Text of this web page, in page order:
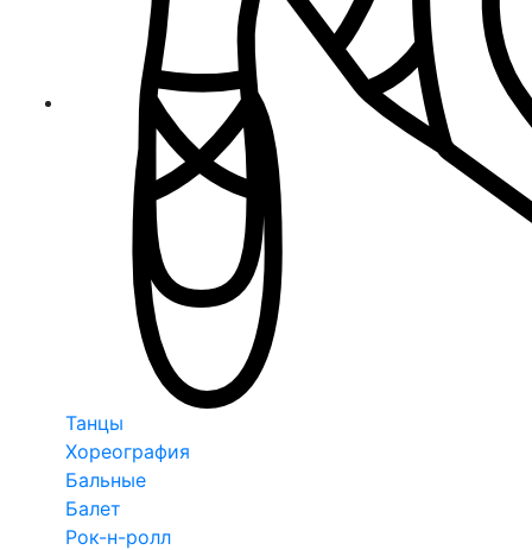
Танцы
Хореография
Бальные
Балет
Рок-н-ролл